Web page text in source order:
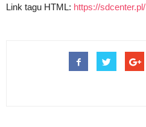
Link tagu HTML: https://sdcenter.pl/